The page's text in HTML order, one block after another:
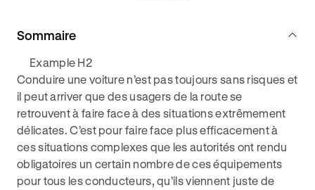
Sommaire
Example H2
Conduire une voiture n’est pas toujours sans risques et
il peut arriver que des usagers de la route se
retrouvent à faire face à des situations extrêmement
délicates. C’est pour faire face plus efficacement à
ces situations complexes que les autorités ont rendu
obligatoires un certain nombre de ces équipements
pour tous les conducteurs, qu’ils viennent juste de